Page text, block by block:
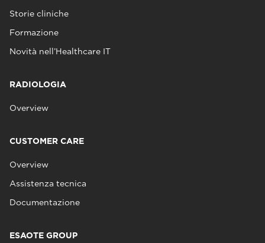
Storie cliniche
Formazione
Novità nell’Healthcare IT
RADIOLOGIA
Overview
CUSTOMER CARE
Overview
Assistenza tecnica
Documentazione
ESAOTE GROUP